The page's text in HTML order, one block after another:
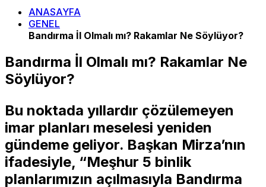
ANASAYFA
GENEL
Bandırma İl Olmalı mı? Rakamlar Ne Söylüyor?
Bandırma İl Olmalı mı? Rakamlar Ne
Söylüyor?
Bu noktada yıllardır çözülemeyen
imar planları meselesi yeniden
gündeme geliyor. Başkan Mirza’nın
ifadesiyle, “Meşhur 5 binlik
planlarımızın açılmasıyla Bandırma